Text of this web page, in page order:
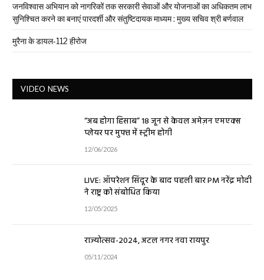
जनविश्वास अभियान को नागरिकों तक सरकारी सेवाओं और योजनाओं का अधिकतम लाभ
सुनिश्चित करने का बनाएं पारदर्शी और संतुष्टिदायक माध्यम : मुख्य सचिव श्री बर्णवाल
मुरैना के डायल-112 हीरोज
VIDEO NEWS
“अब होगा हिसाब” 18 जून से केवल अमेज़न एमएक्स
प्लेयर पर मुफ्त में स्ट्रीम होगी
12/06/2026
LIVE: ऑपरेशन सिंदूर के बाद पहली बार PM नरेंद्र मोदी
ने राष्ट्र को संबोधित किया
12/05/2025
राज्योत्सव-2024, अटल नगर नवा रायपुर
05/11/2024